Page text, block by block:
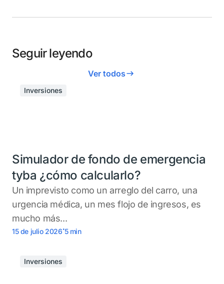
Seguir leyendo
Ver todos
Inversiones
Simulador de fondo de emergencia
tyba ¿cómo calcularlo?
Un imprevisto como un arreglo del carro, una
urgencia médica, un mes flojo de ingresos, es
mucho más...
15 de julio 2026.5 min
Inversiones